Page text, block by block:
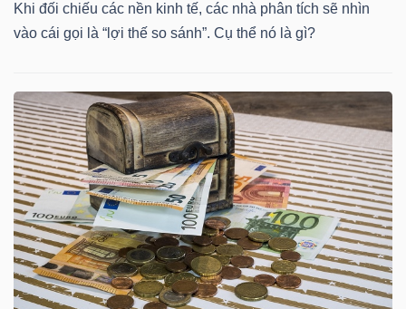
Khi đối chiếu các nền kinh tế, các nhà phân tích sẽ nhìn
vào cái gọi là “lợi thế so sánh”. Cụ thể nó là gì?
XUẤT
DỮ
Ngành
(-)
VS-
SECTOR